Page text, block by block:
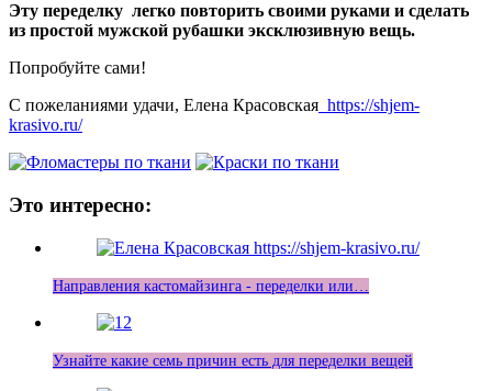
Эту переделку легко повторить своими руками и сделать
из простой мужской рубашки эксклюзивную вещь.
Попробуйте сами!
С пожеланиями удачи, Елена Красовская https://shjem-
krasivo.ru/
Это интересно:
Направления кастомайзинга - переделки или…
Узнайте какие семь причин есть для переделки вещей